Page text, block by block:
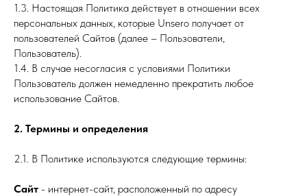
1.3. Настоящая Политика действует в отношении всех
персональных данных, которые Unsero получает от
пользователей Сайтов (далее – Пользователи,
Пользователь).
1.4. В случае несогласия с условиями Политики
Пользователь должен немедленно прекратить любое
использование Сайтов.
2. Термины и определения
2.1. В Политике используются следующие термины:
Сайт - интернет-сайт, расположенный по адресу